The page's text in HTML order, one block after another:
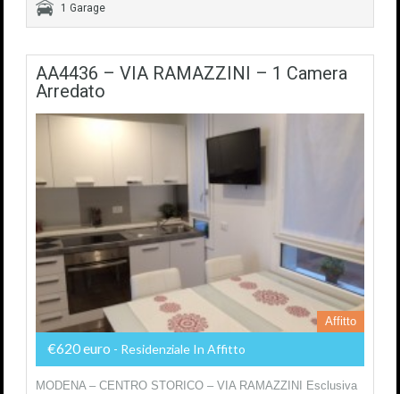
1 Garage
AA4436 – VIA RAMAZZINI – 1 Camera
Arredato
Affitto
€620 euro - Residenziale In Affitto
MODENA – CENTRO STORICO – VIA RAMAZZINI Esclusiva